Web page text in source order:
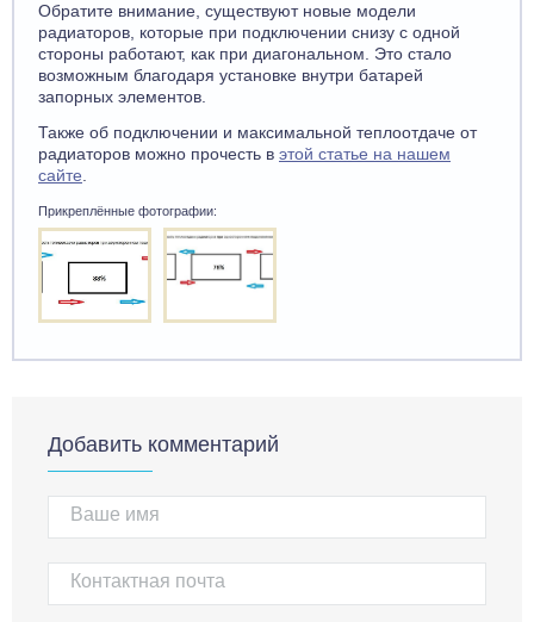
Обратите внимание, существуют новые модели
радиаторов, которые при подключении снизу с одной
стороны работают, как при диагональном. Это стало
возможным благодаря установке внутри батарей
запорных элементов.
Также об подключении и максимальной теплоотдаче от
радиаторов можно прочесть в этой статье на нашем
сайте
Прикреплённые фотографии:
Добавить комментарий